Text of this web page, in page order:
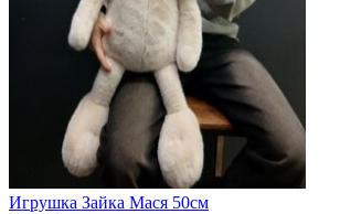
Игрушка Зайка Мася 50см